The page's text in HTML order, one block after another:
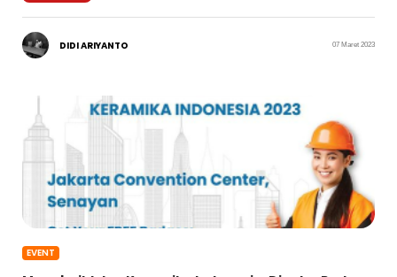
DIDI ARIYANTO 07 Maret 2023
EVENT